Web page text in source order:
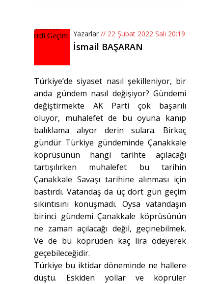
Yazarlar // 22 Şubat 2022 Salı 20:19
İsmail BAŞARAN
Türkiye’de siyaset nasıl şekilleniyor, bir
anda gündem nasıl değişiyor? Gündemi
değiştirmekte AK Parti çok başarılı
oluyor, muhalefet de bu oyuna kanıp
balıklama alıyor derin sulara. Birkaç
gündür Türkiye gündeminde Çanakkale
köprüsünün hangi tarihte açılacağı
tartışılırken muhalefet bu tarihin
Çanakkale Savaşı tarihine alınması için
bastırdı. Vatandaş da üç dört gün geçim
sıkıntısını konuşmadı. Oysa vatandaşın
birinci gündemi Çanakkale köprüsünün
ne zaman açılacağı değil, geçinebilmek.
Ve de bu köprüden kaç lira ödeyerek
geçebileceğidir.
Türkiye bu iktidar döneminde ne hallere
düştü. Eskiden yollar ve köprüler